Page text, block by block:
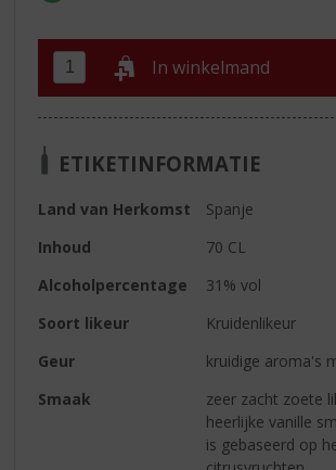
In winkelmand
ETIKETINFORMATIE
Land van Herkomst
Spanje
Inhoud
70 CL
Alcoholpercentage
31% vol
Soort likeur
Kruidenlikeur
Geur
kruidige aroma's
Smaak
zeer zacht zoete
heerlijke vanille
is gebaseerd op